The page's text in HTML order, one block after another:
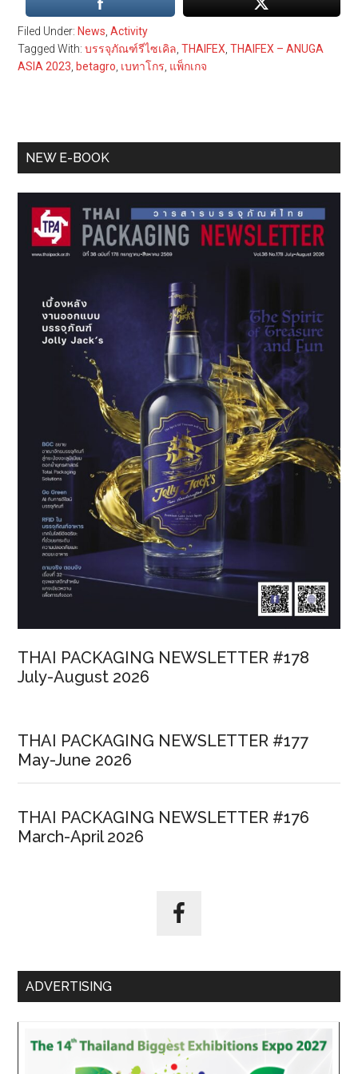
Filed Under: News,Activity
Tagged With:บรรจุภัณฑ์รีไซเคิล,THAIFEX,THAIFEX – ANUGA
ASIA 2023, betagro, เบทาโกร, แพ็กเกจ
Primary
NEW E-BOOK
THAI PACKAGING NEWSLETTER #178
July-August 2026
THAI PACKAGING NEWSLETTER #177
May-June 2026
THAI PACKAGING NEWSLETTER #176
March-April 2026
ADVERTISING